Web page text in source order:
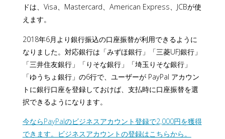
ドは、Visa、Mastercard、American Express、JCBが使
えます。
2018年6月より銀行振込の口座振替が利用できるように
なりました。対応銀行は「みずほ銀行」「三菱UFJ銀行」
「三井住友銀行」「りそな銀行」「埼玉りそな銀行」
「ゆうちょ銀行」の6行で、ユーザーが PayPal アカウン
トに銀行口座を登録しておけば、支払時に口座振替を選
択できるようになります。
今ならPayPalのビジネスアカウント登録で2,000円を獲得
できます。ビジネスアカウントの登録はこちらから。